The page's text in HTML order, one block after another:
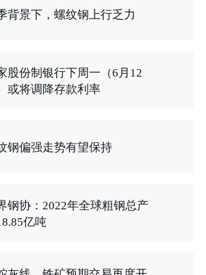
背景下，螺纹钢上行乏力
股份制银行下周一（6月12
或将调降存款利率
钢偏强走势有望保持
钢协：2022年全球粗钢总产
亿吨